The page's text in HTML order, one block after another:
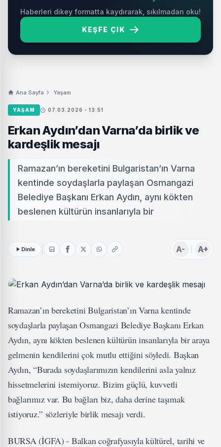
Haberleri dikey formatta kaydırarak, sıkılmadan oku!
KEŞFE ÇIK
Ana Sayfa Yaşam
YAŞAM 07.03.2026 - 13:51
Erkan Aydın’dan Varna’da birlik ve
kardeşlik mesajı
Ramazan’ın bereketini Bulgaristan’ın Varna
kentinde soydaşlarla paylaşan Osmangazi
Belediye Başkanı Erkan Aydın, aynı kökten
beslenen kültürün insanlarıyla bir
Dinle A- A+
Ramazan’ın bereketini Bulgaristan’ın Varna kentinde
soydaşlarla paylaşan Osmangazi Belediye Başkanı Erkan
Aydın, aynı kökten beslenen kültürün insanlarıyla bir araya
gelmenin kendilerini çok mutlu ettiğini söyledi. Başkan
Aydın, “Burada soydaşlarımızın kendilerini asla yalnız
hissetmelerini istemiyoruz. Bizim güçlü, kuvvetli
bağlarımız var. Bu bağları biz, daha derine taşımak
istiyoruz.” sözleriyle birlik mesajı verdi.
BURSA (İGFA) - Balkan coğrafyasıyla kültürel, tarihi ve